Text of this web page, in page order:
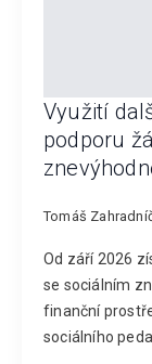
Využití
podporu
Tomáš
Od září 2026
se sociálním
finanční
sociálního